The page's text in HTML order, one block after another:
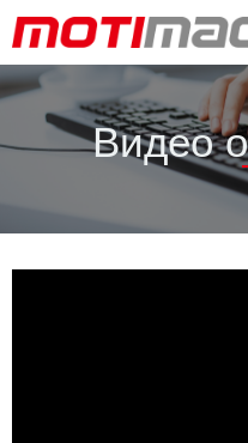
Видео